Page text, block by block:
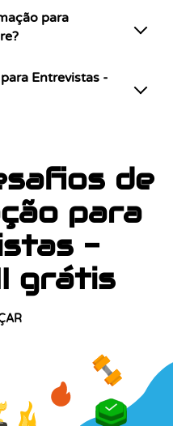
para
Entrevistas -
de
para
-
grátis